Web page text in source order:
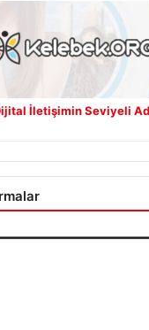
İletişimin Seviyeli